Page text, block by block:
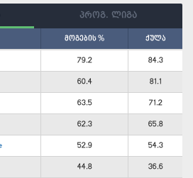
პროგ. ლიგა
მოგების % ქულა
79.2 84.3
60.4 81.1
63.5 71.2
62.3 65.8
52.9 54.3
44.8 36.6